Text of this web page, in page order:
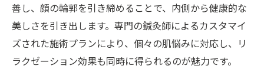
善し、顔の輪郭を引き締めることで、内側から健康的な
美しさを引き出します。専門の鍼灸師によるカスタマイ
ズされた施術プランにより、個々の肌悩みに対応し、リ
ラクゼーション効果も同時に得られるのが魅力です。